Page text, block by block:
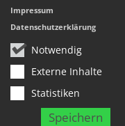
Notwendig
Externe Inhalte
Statistiken
Speichern
Impressum
Datenschutzerklärung